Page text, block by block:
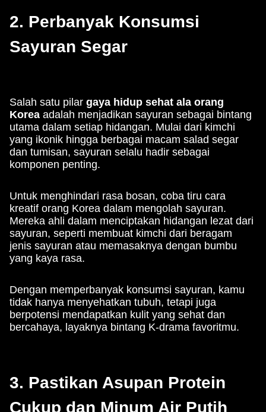
2. Perbanyak Konsumsi
Sayuran Segar
Salah satu pilar gaya hidup sehat ala orang
Korea adalah menjadikan sayuran sebagai bintang
utama dalam setiap hidangan. Mulai dari kimchi
yang ikonik hingga berbagai macam salad segar
dan tumisan, sayuran selalu hadir sebagai
komponen penting.
Untuk menghindari rasa bosan, coba tiru cara
kreatif orang Korea dalam mengolah sayuran.
Mereka ahli dalam menciptakan hidangan lezat dari
sayuran, seperti membuat kimchi dari beragam
jenis sayuran atau memasaknya dengan bumbu
yang kaya rasa.
Dengan memperbanyak konsumsi sayuran, kamu
tidak hanya menyehatkan tubuh, tetapi juga
berpotensi mendapatkan kulit yang sehat dan
bercahaya, layaknya bintang K-drama favoritmu.
3. Pastikan Asupan Protein
Cukup dan Minum Air Putih